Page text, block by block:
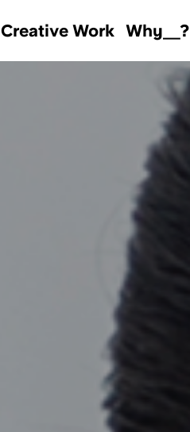
Creative Work Why＿?